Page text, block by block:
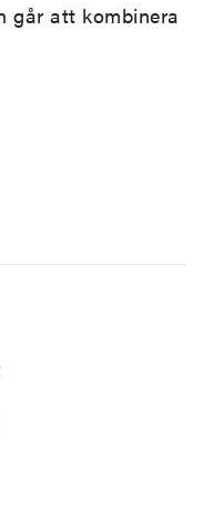
går att kombinera